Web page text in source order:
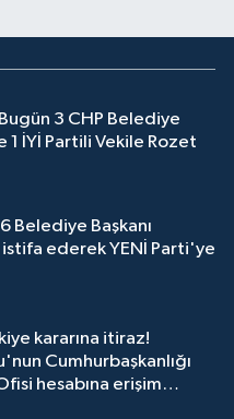
3 CHP Belediye
1 İYİ Partili Vekile Rozet
Belediye Başkanı
ederek YENİ Parti'ye
kararına itiraz!
Cumhurbaşkanlığı
hesabına erişim